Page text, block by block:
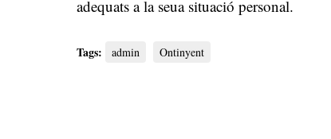
adequats a la seua situació personal.
Tags: admin Ontinyent